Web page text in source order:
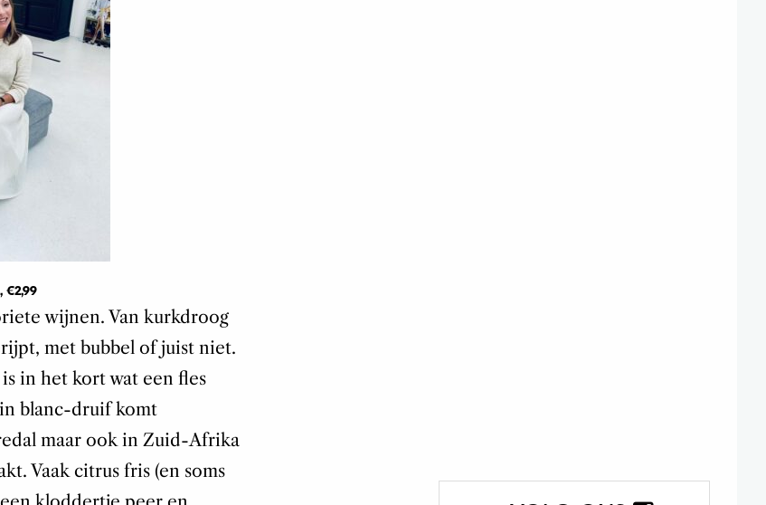
, €2,99
wijnen. Van kurkdroog
met bubbel of juist niet.
in het kort wat een fles
blanc-druif komt
maar ook in Zuid-Afrika
Vaak citrus fris (en soms